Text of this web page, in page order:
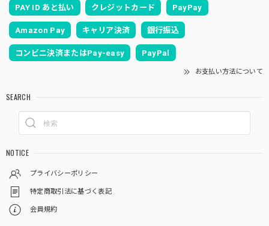
PAY ID あと払い クレジットカード PayPay
Amazon Pay キャリア決済 銀行振込
コンビニ決済またはPay-easy PayPal
お支払い方法について
SEARCH
NOTICE
プライバシーポリシー
特定商取引法に基づく表記
会員規約